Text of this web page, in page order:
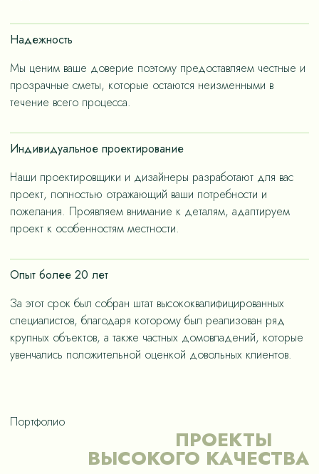
счет дизайнерских решений, ориентированных на
«медленную моду».
Надежность
Мы ценим ваше доверие поэтому предоставляем честные и
прозрачные сметы, которые остаются неизменными в
течение всего процесса.
Индивидуальное проектирование
Наши проектировщики и дизайнеры разработают для вас
проект, полностью отражающий ваши потребности и
пожелания. Проявляем внимание к деталям, адаптируем
проект к особенностям местности.
Опыт более 20 лет
За этот срок был собран штат высококвалифицированных
специалистов, благодаря которому был реализован ряд
крупных объектов, а также частных домовладений, которые
увенчались положительной оценкой довольных клиентов.
Портфолио
ПРОЕКТЫ
ВЫСОКОГО КАЧЕСТВА